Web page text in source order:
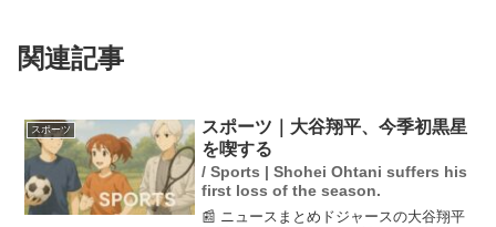
関連記事
スポーツ
スポーツ｜大谷翔平、今季初黒星
を喫する
/ Sports | Shohei Ohtani suffers his
first loss of the season.
📰 ニュースまとめドジャースの大谷翔平